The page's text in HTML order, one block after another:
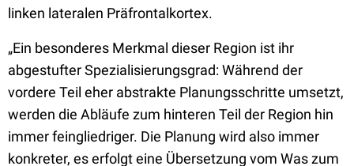
linken lateralen Präfrontalkortex.
„Ein besonderes Merkmal dieser Region ist ihr
abgestufter Spezialisierungsgrad: Während der
vordere Teil eher abstrakte Planungsschritte umsetzt,
werden die Abläufe zum hinteren Teil der Region hin
immer feingliedriger. Die Planung wird also immer
konkreter, es erfolgt eine Übersetzung vom Was zum